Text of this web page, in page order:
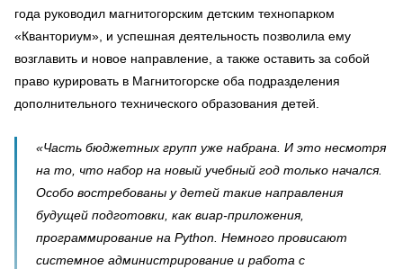
года руководил магнитогорским детским технопарком
«Кванториум», и успешная деятельность позволила ему
возглавить и новое направление, а также оставить за собой
право курировать в Магнитогорске оба подразделения
дополнительного технического образования детей.
«Часть бюджетных групп уже набрана. И это несмотря
на то, что набор на новый учебный год только начался.
Особо востребованы у детей такие направления
будущей подготовки, как виар-приложения,
программирование на Python. Немного провисают
системное администрирование и работа с